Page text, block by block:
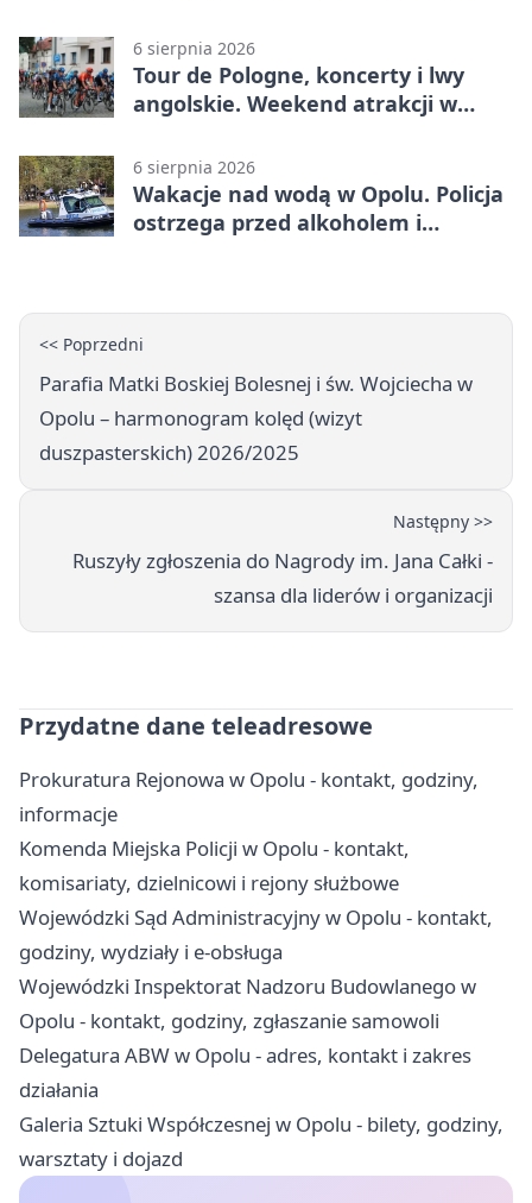
6 sierpnia 2026
Tour de Pologne, koncerty i lwy
angolskie. Weekend atrakcji w
6 sierpnia 2026
Wakacje nad wodą w Opolu. Policja
ostrzega przed alkoholem i
<< Poprzedni
Parafia Matki Boskiej Bolesnej i św. Wojciecha w
Opolu – harmonogram kolęd (wizyt
duszpasterskich) 2026/2025
Następny >>
Ruszyły zgłoszenia do Nagrody im. Jana Całki -
szansa dla liderów i organizacji
Przydatne dane teleadresowe
Prokuratura Rejonowa w Opolu - kontakt, godziny,
informacje
Komenda Miejska Policji w Opolu - kontakt,
komisariaty, dzielnicowi i rejony służbowe
Wojewódzki Sąd Administracyjny w Opolu - kontakt,
godziny, wydziały i e-obsługa
Wojewódzki Inspektorat Nadzoru Budowlanego w
Opolu - kontakt, godziny, zgłaszanie samowoli
Delegatura ABW w Opolu - adres, kontakt i zakres
działania
Galeria Sztuki Współczesnej w Opolu - bilety, godziny,
warsztaty i dojazd